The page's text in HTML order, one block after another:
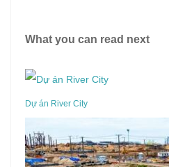
What you can read next
Dự án River City